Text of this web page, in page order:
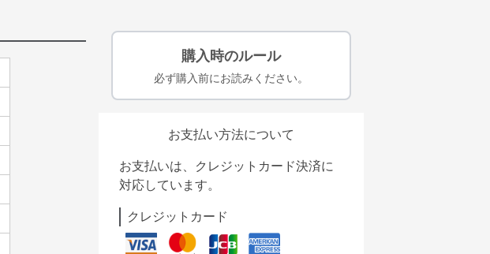
購入時のルール
必ず購入前にお読みください。
お支払い方法について
お支払いは、クレジットカード決済に
対応しています。
クレジットカード